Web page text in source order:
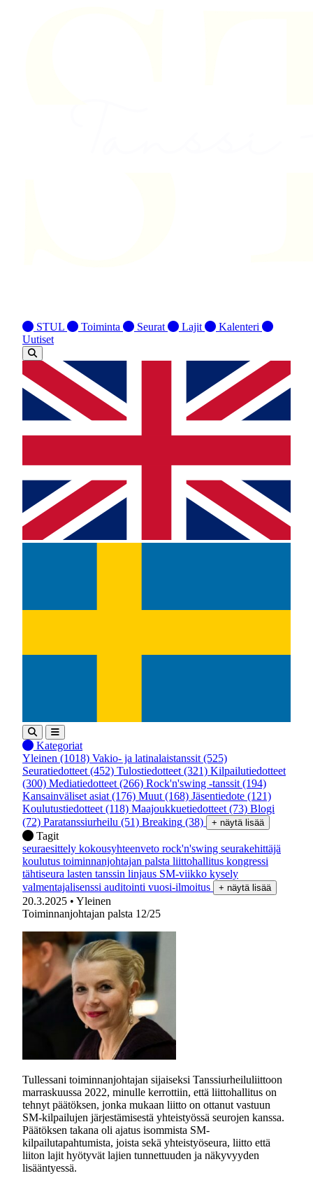
STUL Toiminta Seurat Lajit
Kalenteri
Uutiset
Kategoriat
Yleinen (1018) Vakio- ja latinalaistanssit (525)
Seuratiedotteet (452) Tulostiedotteet (321) Kilpailutiedotteet
(300) Mediatiedotteet (266) Rock'n'swing -tanssit (194)
Kansainväliset asiat (176) Muut (168) Jäsentiedote (121)
Koulutustiedotteet (118) Maajoukkuetiedotteet (73) Blogi
(72) Paratanssiurheilu (51) Breaking (38) + näytä lisää
Tagit
seuraesittely kokousyhteenveto rock'n'swing seurakehittäjä
koulutus toiminnanjohtajan palsta liittohallitus kongressi
tähtiseura lasten tanssin linjaus SM-viikko kysely
valmentajalisenssi auditointi vuosi-ilmoitus + näytä lisää
20.3.2025 • Yleinen
Toiminnanjohtajan palsta 12/25
Tullessani toiminnanjohtajan sijaiseksi Tanssiurheiluliittoon
marraskuussa 2022, minulle kerrottiin, että liittohallitus on
tehnyt päätöksen, jonka mukaan liitto on ottanut vastuun
SM-kilpailujen järjestämisestä yhteistyössä seurojen kanssa.
Päätöksen takana oli ajatus isommista SM-
kilpailutapahtumista, joista sekä yhteistyöseura, liitto että
liiton lajit hyötyvät lajien tunnettuuden ja näkyvyyden
lisääntyessä.